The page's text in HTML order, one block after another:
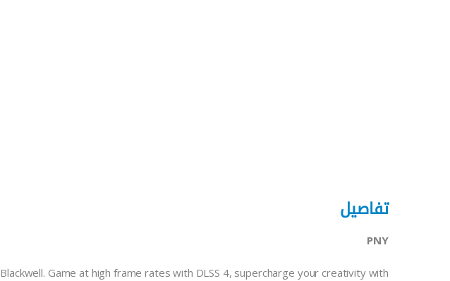
تفاصيل
PNY
Blackwell. Game at high frame rates with DLSS 4, supercharge your creativity with